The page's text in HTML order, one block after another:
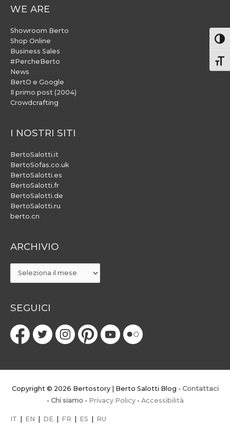
WE ARE
Showroom Berto
Shop Online
Business Sales
#PercheBerto
News
BertO e Google
Il primo post (2004)
Crowdcrafting
I NOSTRI SITI
BertoSalotti.it
BertoSofas.co.uk
BertoSalotti.es
BertoSalotti.fr
BertoSalotti.de
BertoSalotti.ru
berto.cn
ARCHIVIO
ARCHIVIO
SEGUICI
Copyright © 2026 Bertostory | Berto Salotti Blog - Contattaci
- Chi siamo- Privacy Policy- Accessibilità
IT EN DE FR ES RU